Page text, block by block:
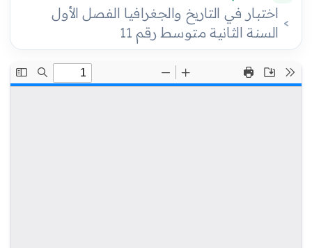
اختبار في التاريخ والجغرافيا الفصل الأول
السنة الثانية متوسط رقم 11